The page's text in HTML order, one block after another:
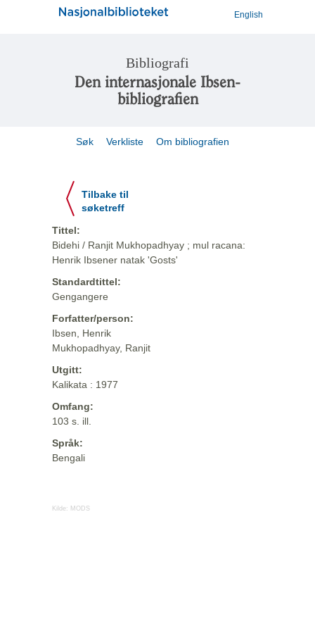
English
Bibliografi
Den internasjonale Ibsen-
bibliografien
Søk Verkliste Om bibliografien
Tilbake til
søketreff
Tittel:
Bidehi / Ranjit Mukhopadhyay ; mul racana:
Henrik Ibsener natak 'Gosts'
Standardtittel:
Gengangere
Forfatter/person:
Ibsen, Henrik
Mukhopadhyay, Ranjit
Utgitt:
Kalikata : 1977
Omfang:
103 s. ill.
Språk:
Bengali
Kilde: MODS